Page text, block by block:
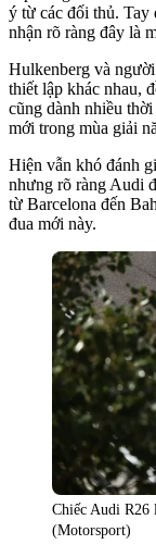
ý từ các đối thủ. Tay
nhận rõ ràng đây là
Hulkenberg và
thiết lập khác nhau,
cũng dành nhiều
mới trong mùa giải
Hiện vẫn khó đánh
nhưng rõ ràng Audi
từ Barcelona đến
đua mới này.
Chiếc Audi R26
(Motorsport)